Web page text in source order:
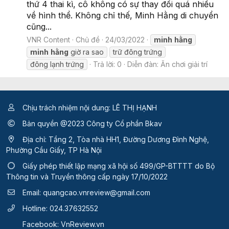
thứ 4 thai kì, cô không có sự thay đổi quá nhiều
về hình thể. Không chỉ thế, Minh Hằng di chuyển
cũng...
VNR Content Chủ đề 24/03/2022 minh hằng
minh hằng giờ ra sao
trữ đông trứng
đông lạnh trứng
Trả lời: 0 Diễn đàn: Ăn chơi giải trí
Chịu trách nhiệm nội dung: LÊ THỊ HẠNH
Bản quyền @2023 Công ty Cổ phần Bkav
Địa chỉ: Tầng 2, Tòa nhà HH1, Đường Dương Đình Nghệ,
Phường Cầu Giấy, TP Hà Nội
Giấy phép thiết lập mạng xã hội số 499/GP-BTTTT do Bộ
Thông tin và Truyền thông cấp ngày 17/10/2022
Email: quangcao.vnreview@gmail.com
Hotline: 024.37632552
Facebook: VnReview.vn